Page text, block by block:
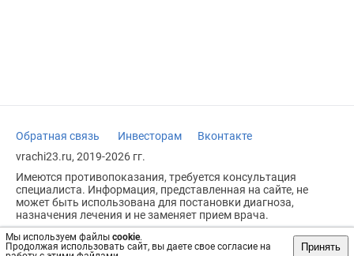
Мы используем файлы cookie.
Продолжая использовать сайт, вы даете свое согласие на
Принять
Обратная связь Инвесторам
Вконтакте
vrachi23.ru, 2019-2026 гг.
Имеются противопоказания, требуется консультация
специалиста. Информация, представленная на сайте, не
может быть использована для постановки диагноза,
назначения лечения и не заменяет прием врача.
Возрастное ограничение: 18+